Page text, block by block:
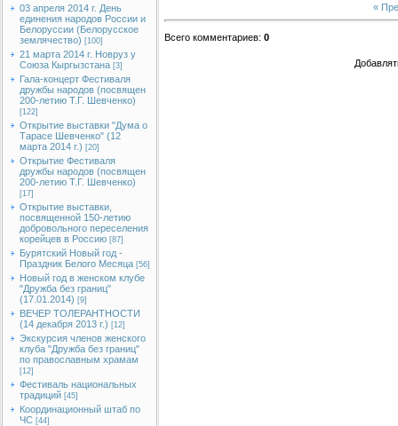
03 апреля 2014 г. День
единения народов России и
Белоруссии (Белорусское
землячество) [100]
21 марта 2014 г. Новруз у
Союза Кыргызстана [3]
Гала-концерт Фестиваля
дружбы народов (посвящен
200-летию Т.Г. Шевченко)
[122]
Открытие выставки "Дума о
Тарасе Шевченко" (12
марта 2014 г.) [20]
Открытие Фестиваля
дружбы народов (посвящен
200-летию Т.Г. Шевченко)
[17]
Открытие выставки,
посвященной 150-летию
добровольного переселения
корейцев в Россию [87]
Бурятский Новый год -
Праздник Белого Месяца [56]
Новый год в женском клубе
"Дружба без границ"
(17.01.2014) [9]
ВЕЧЕР ТОЛЕРАНТНОСТИ
(14 декабря 2013 г.) [12]
Экскурсия членов женского
клуба "Дружба без границ"
по православным храмам
[12]
Фестиваль национальных
традиций [45]
Координационный штаб по
ЧС [44]
«
Всего комментариев: 0